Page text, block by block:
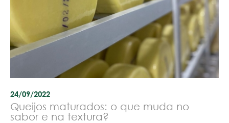
24/09/2022
Queijos maturados: o que muda no
sabor e na textura?